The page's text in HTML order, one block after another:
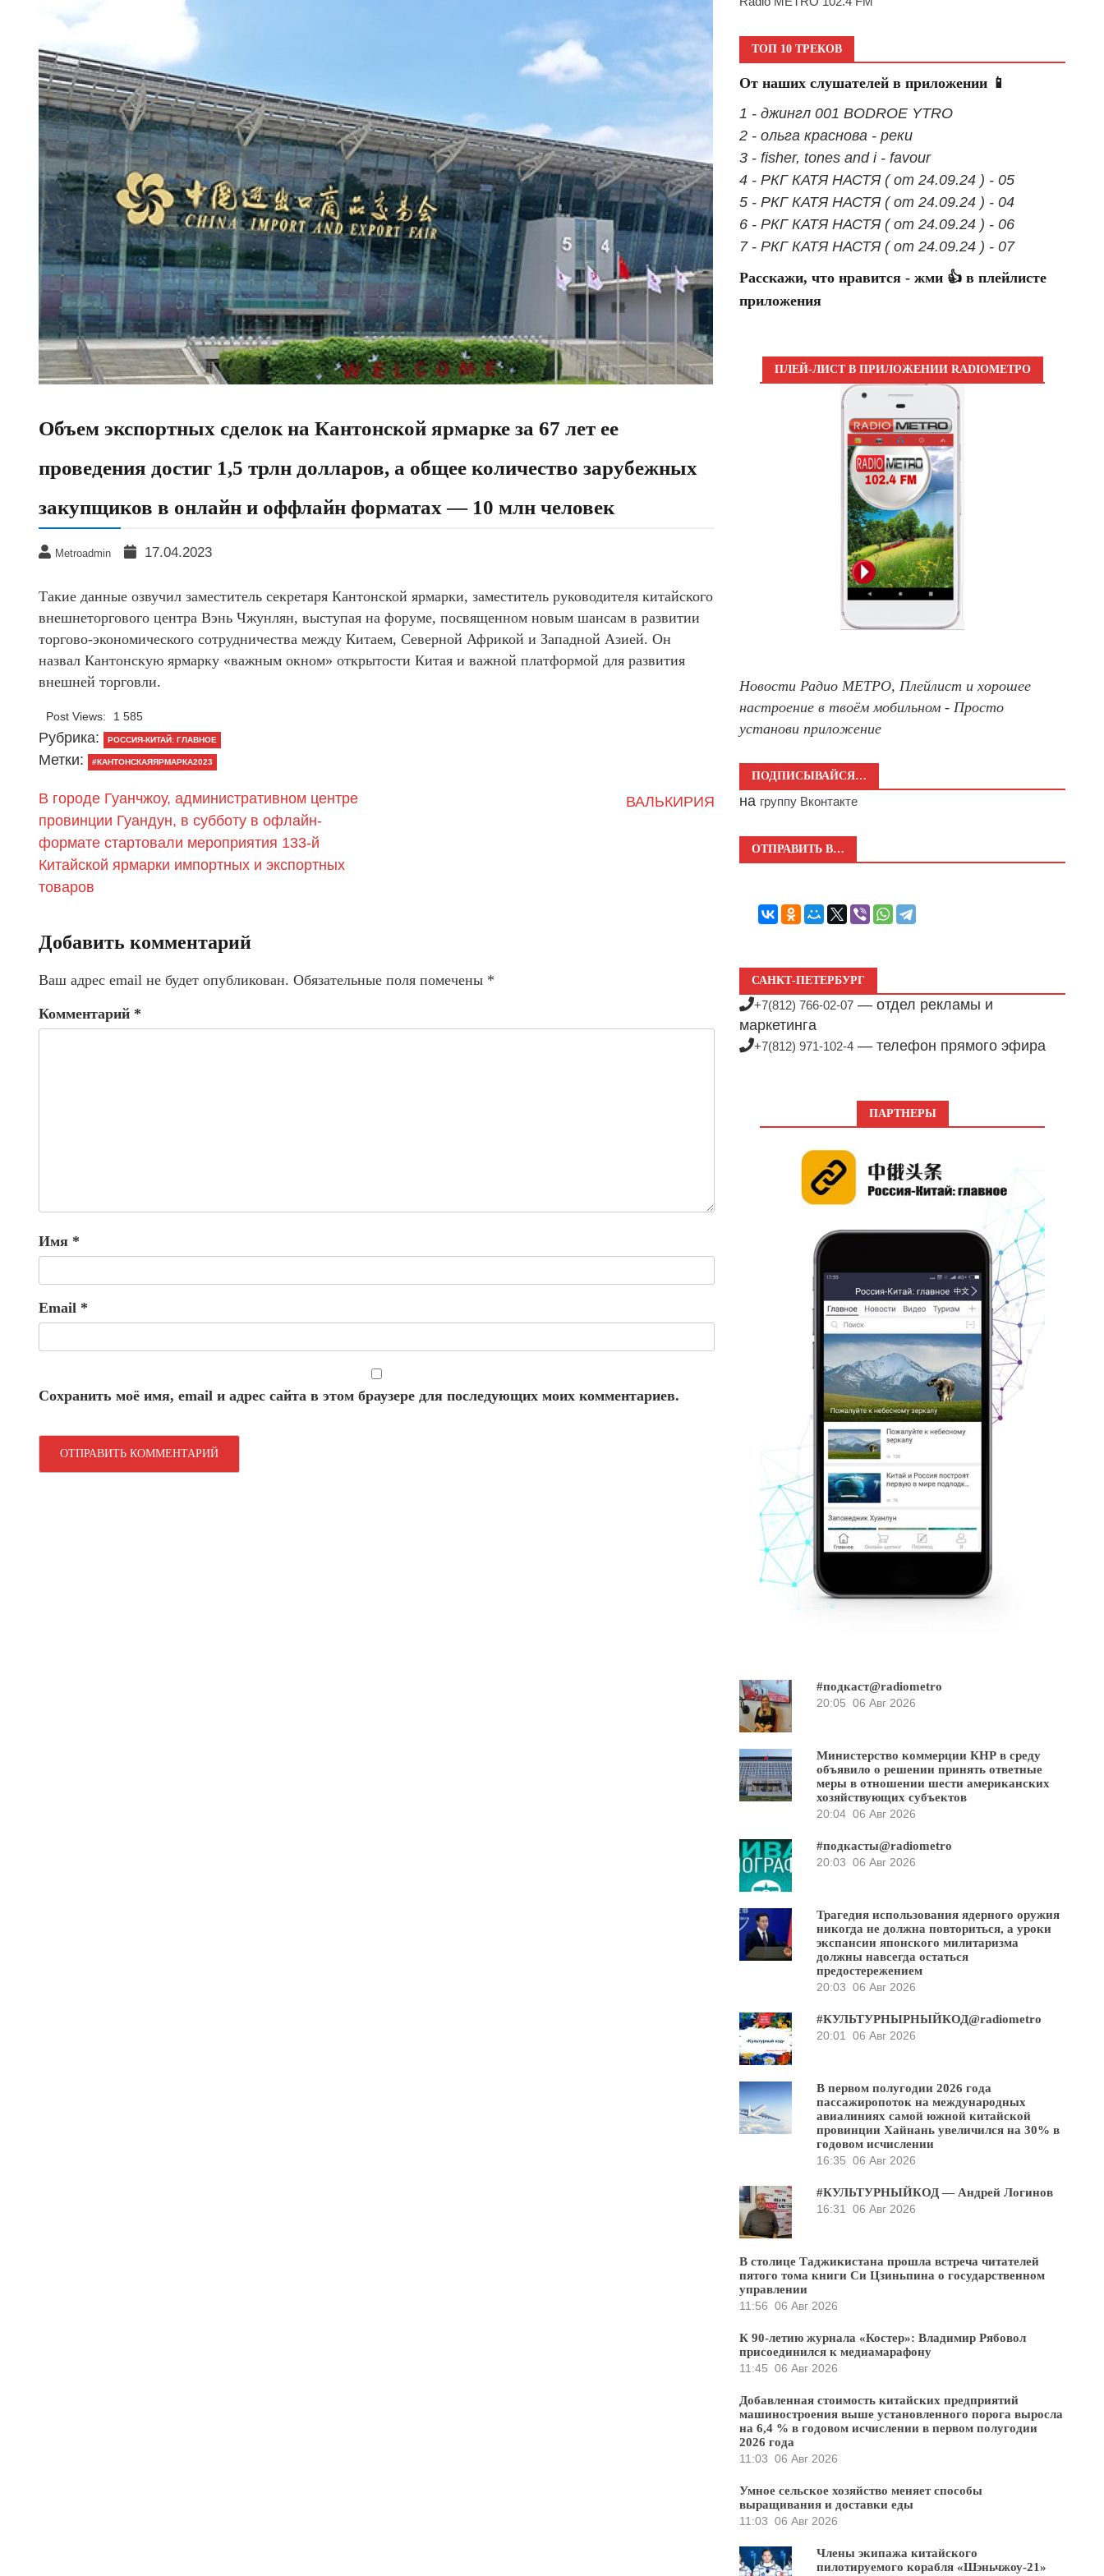
Объем экспортных сделок на Кантонской ярмарке за 67 лет ее
проведения достиг 1,5 трлн долларов, а общее количество зарубежных
закупщиков в онлайн и оффлайн форматах — 10 млн человек
Metroadmin 17.04.2023
Такие данные озвучил заместитель секретаря Кантонской ярмарки, заместитель руководителя китайского
внешнеторгового центра Вэнь Чжунлян, выступая на форуме, посвященном новым шансам в развитии
торгово-экономического сотрудничества между Китаем, Северной Африкой и Западной Азией. Он
назвал Кантонскую ярмарку «важным окном» открытости Китая и важной платформой для развития
внешней торговли.
Post Views: 1 585
Рубрика: РОССИЯ-КИТАЙ: ГЛАВНОЕ
Метки: #КАНТОНСКАЯЯРМАРКА2023
В городе Гуанчжоу, административном центре
провинции Гуандун, в субботу в офлайн-
формате стартовали мероприятия 133-й
Китайской ярмарки импортных и экспортных
товаров
ВАЛЬКИРИЯ
Добавить комментарий
Ваш адрес email не будет опубликован. Обязательные поля помечены *
Комментарий *
Имя *
Email *
Сохранить моё имя, email и адрес сайта в этом браузере для последующих моих комментариев.
ТОП 10 ТРЕКОВ
От наших слушателей в приложении 📱
1 - джингл 001 BODROE YTRO
2 - ольга краснова - реки
3 - fisher, tones and i - favour
4 - РКГ КАТЯ НАСТЯ ( от 24.09.24 ) - 05
5 - РКГ КАТЯ НАСТЯ ( от 24.09.24 ) - 04
6 - РКГ КАТЯ НАСТЯ ( от 24.09.24 ) - 06
7 - РКГ КАТЯ НАСТЯ ( от 24.09.24 ) - 07
Расскажи, что нравится - жми 👍 в плейлисте
приложения
ПЛЕЙ-ЛИСТ В ПРИЛОЖЕНИИ RADIOМЕТРО
Новости Радио МЕТРО, Плейлист и хорошее
настроение в твоём мобильном - Просто
установи приложение
ПОДПИСЫВАЙСЯ…
на группу Вконтакте
ОТПРАВИТЬ В…
САНКТ-ПЕТЕРБУРГ
+7(812) 766-02-07 — отдел рекламы и
маркетинга
+7(812) 971-102-4 — телефон прямого эфира
ПАРТНЕРЫ
#подкаст@radiometro
20:05 06 Авг 2026
Министерство коммерции КНР в среду
объявило о решении принять ответные
меры в отношении шести американских
хозяйствующих субъектов
20:04 06 Авг 2026
#подкасты@radiometro
20:03 06 Авг 2026
Трагедия использования ядерного оружия
никогда не должна повториться, а уроки
экспансии японского милитаризма
должны навсегда остаться
предостережением
20:03 06 Авг 2026
#КУЛЬТУРНЫРНЫЙКОД@radiometro
20:01
06 Авг 2026
В первом полугодии 2026 года
пассажиропоток на международных
авиалиниях самой южной китайской
провинции Хайнань увеличился на 30% в
годовом исчислении
16:35 06 Авг 2026
#КУЛЬТУРНЫЙКОД — Андрей Логинов
16:31
06 Авг 2026
В столице Таджикистана прошла встреча читателей
пятого тома книги Си Цзиньпина о государственном
управлении
11:56 06 Авг 2026
К 90-летию журнала «Костер»: Владимир Рябовол
присоединился к медиамарафону
11:45 06 Авг 2026
Добавленная стоимость китайских предприятий
машиностроения выше установленного порога выросла
на 6,4 % в годовом исчислении в первом полугодии
2026 года
11:03 06 Авг 2026
Умное сельское хозяйство меняет способы
выращивания и доставки еды
11:03 06 Авг 2026
Члены экипажа китайского
пилотируемого корабля «Шэньчжоу-21»